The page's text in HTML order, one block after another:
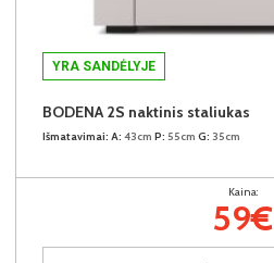
YRA SANDĖLYJE
BODENA 2S naktinis staliukas
Išmatavimai: A: 43cm P: 55cm G: 35cm
Kaina:
59€